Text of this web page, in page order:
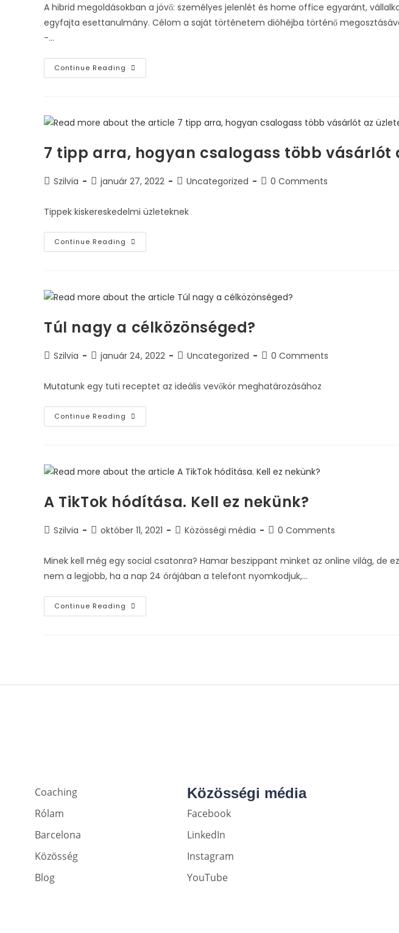
A hibrid megoldásokban a jövő: személyes jelenlét és home office egyaránt,
egyfajta esettanulmány. Célom a saját történetem dióhéjba történő
-…
Continue Reading
7 tipp arra, hogyan csalogass több vásárlót
Szilvia január 27, 2022 Uncategorized 0 Comments
Tippek kiskereskedelmi üzleteknek
Continue Reading
Túl nagy a célközönséged?
Szilvia január 24, 2022 Uncategorized 0 Comments
Mutatunk egy tuti receptet az ideális vevőkör meghatározásához
Continue Reading
A TikTok hódítása. Kell ez nekünk?
Szilvia október 11, 2021 Közösségi média 0 Comments
Minek kell még egy social csatonra? Hamar beszippant minket az online világ, de
nem a legjobb, ha a nap 24 órájában a telefont nyomkodjuk,…
Continue Reading
Coaching
Rólam
Barcelona
Közösség
Blog
Közösségi média
Facebook
LinkedIn
Instagram
YouTube